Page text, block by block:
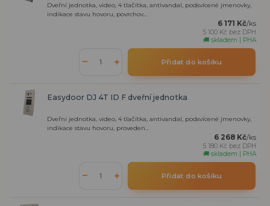
Dveřní jednotka, video, 4 tlačítka, antivandal, podsvícené jmenovky,
indikace stavu hovoru, povrchov...
6 171 Kč/ks
5 100 Kč bez DPH
🚚 skladem | PHA
Přidat do košíku
Easydoor DJ 4T ID F dveřní jednotka
Dveřní jednotka, video, 4 tlačítka, antivandal, podsvícené jmenovky,
indikace stavu hovoru, proveden...
6 268 Kč/ks
5 180 Kč bez DPH
🚚 skladem | PHA
Přidat do košíku